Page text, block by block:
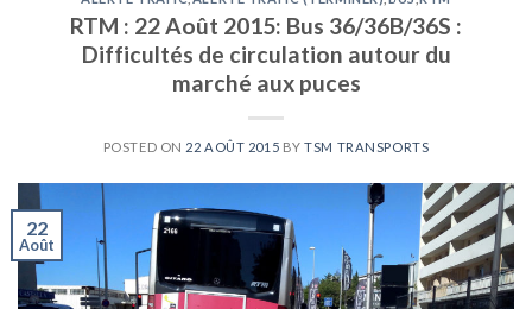
RTM : 22 Août 2015: Bus 36/36B/36S :
Difficultés de circulation autour du
marché aux puces
POSTED ON 22 AOÛT 2015 BYTSM TRANSPORTS
22
Août